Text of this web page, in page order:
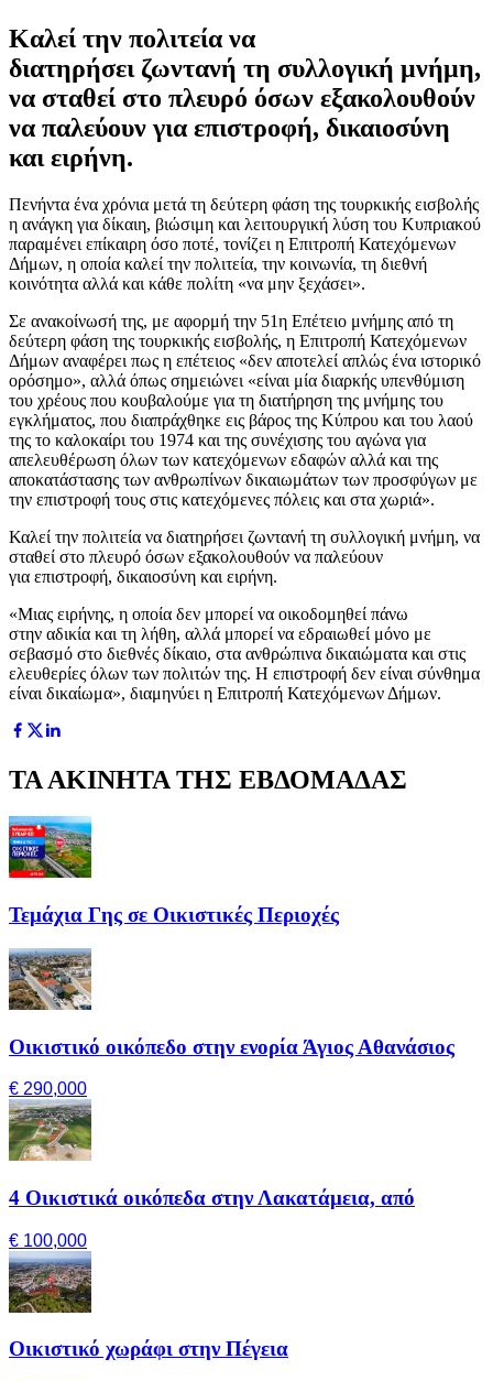
Καλεί την πολιτεία να
διατηρήσει ζωντανή τη συλλογική μνήμη,
να σταθεί στο πλευρό όσων εξακολουθούν
να παλεύουν για επιστροφή, δικαιοσύνη
και ειρήνη.
Πενήντα ένα χρόνια μετά τη δεύτερη φάση της τουρκικής εισβολής
η ανάγκη για δίκαιη, βιώσιμη και λειτουργική λύση του Κυπριακού
παραμένει επίκαιρη όσο ποτέ, τονίζει η Επιτροπή Κατεχόμενων
Δήμων, η οποία καλεί την πολιτεία, την κοινωνία, τη διεθνή
κοινότητα αλλά και κάθε πολίτη «να μην ξεχάσει».
Σε ανακοίνωσή της, με αφορμή την 51η Επέτειο μνήμης από τη
δεύτερη φάση της τουρκικής εισβολής, η Επιτροπή Κατεχόμενων
Δήμων αναφέρει πως η επέτειος «δεν αποτελεί απλώς ένα ιστορικό
ορόσημο», αλλά όπως σημειώνει «είναι μία διαρκής υπενθύμιση
του χρέους που κουβαλούμε για τη διατήρηση της μνήμης του
εγκλήματος, που διαπράχθηκε εις βάρος της Κύπρου και του λαού
της το καλοκαίρι του 1974 και της συνέχισης του αγώνα για
απελευθέρωση όλων των κατεχόμενων εδαφών αλλά και της
αποκατάστασης των ανθρωπίνων δικαιωμάτων των προσφύγων με
την επιστροφή τους στις κατεχόμενες πόλεις και στα χωριά».
Καλεί την πολιτεία να διατηρήσει ζωντανή τη συλλογική μνήμη, να
σταθεί στο πλευρό όσων εξακολουθούν να παλεύουν
για επιστροφή, δικαιοσύνη και ειρήνη.
«Μιας ειρήνης, η οποία δεν μπορεί να οικοδομηθεί πάνω
στην αδικία και τη λήθη, αλλά μπορεί να εδραιωθεί μόνο με
σεβασμό στο διεθνές δίκαιο, στα ανθρώπινα δικαιώματα και στις
ελευθερίες όλων των πολιτών της. Η επιστροφή δεν είναι σύνθημα
είναι δικαίωμα», διαμηνύει η Επιτροπή Κατεχόμενων Δήμων.
ΤΑ ΑΚΙΝΗΤΑ ΤΗΣ ΕΒΔΟΜΑΔΑΣ
Τεμάχια Γης σε Οικιστικές Περιοχές
Οικιστικό οικόπεδο στην ενορία Άγιος Αθανάσιος
€ 290,000
4 Οικιστικά οικόπεδα στην Λακατάμεια, από
€ 100,000
Οικιστικό χωράφι στην Πέγεια